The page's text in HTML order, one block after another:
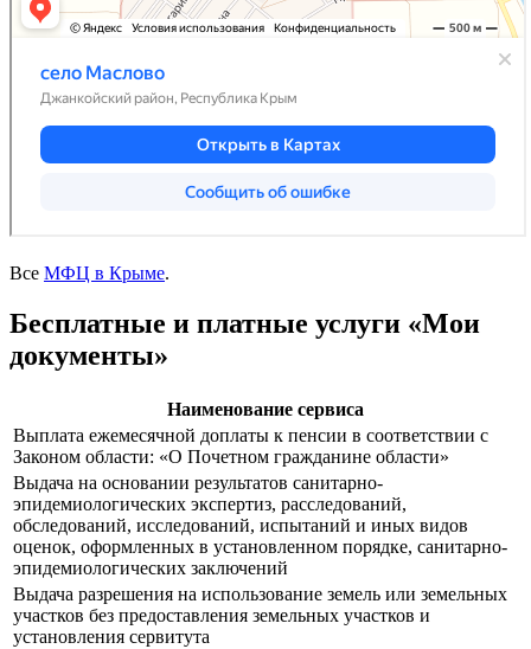
Все МФЦ в Крыме.
Бесплатные и платные услуги «Мои
документы»
Наименование сервиса
Выплата ежемесячной доплаты к пенсии в соответствии с
Законом области: «О Почетном гражданине области»
Выдача на основании результатов санитарно-
эпидемиологических экспертиз, расследований,
обследований, исследований, испытаний и иных видов
оценок, оформленных в установленном порядке, санитарно-
эпидемиологических заключений
Выдача разрешения на использование земель или земельных
участков без предоставления земельных участков и
установления сервитута